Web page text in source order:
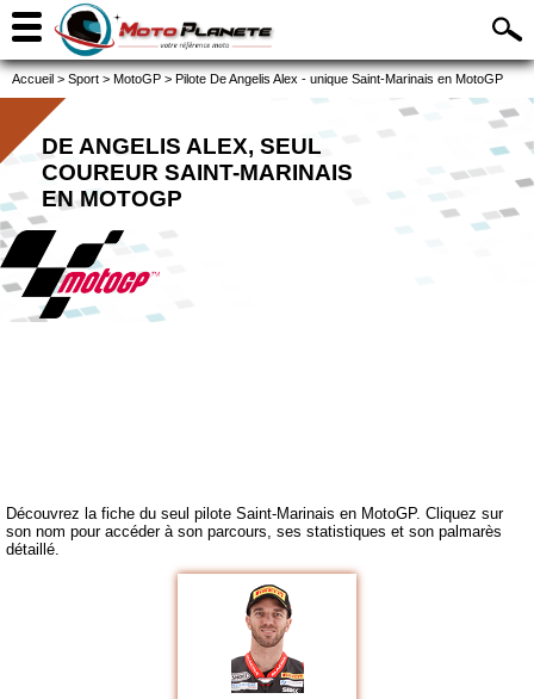
Accueil > Sport > MotoGP > Pilote De Angelis Alex - unique Saint-Marinais en MotoGP
DE ANGELIS ALEX, SEUL
COUREUR SAINT-MARINAIS
EN MOTOGP
Découvrez la fiche du seul pilote Saint-Marinais en MotoGP. Cliquez sur
son nom pour accéder à son parcours, ses statistiques et son palmarès
détaillé.